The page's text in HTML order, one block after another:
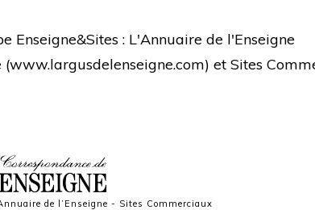
Enseigne&Sites : L'Annuaire de l'Enseigne
(www.largusdelenseigne.com) et Sites
de l’Enseigne - Sites Commerciaux